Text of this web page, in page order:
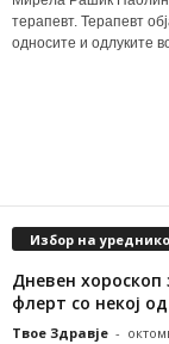
терапевт. Терапевт
односите и одлуките
Избор на
Дневен
флерт со некој
Твое Здравје -